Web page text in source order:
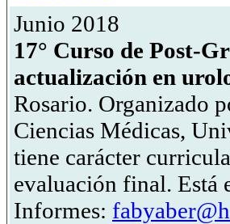
Junio 2018
17° Curso de Post-
actualización en
Rosario. Organizado
Ciencias Médicas,
tiene carácter
evaluación final. Está
Informes: